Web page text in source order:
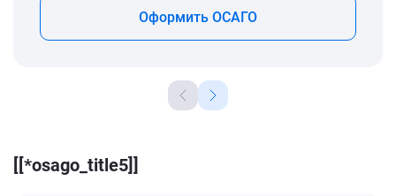
Оформить ОСАГО
[[*osago_title5]]